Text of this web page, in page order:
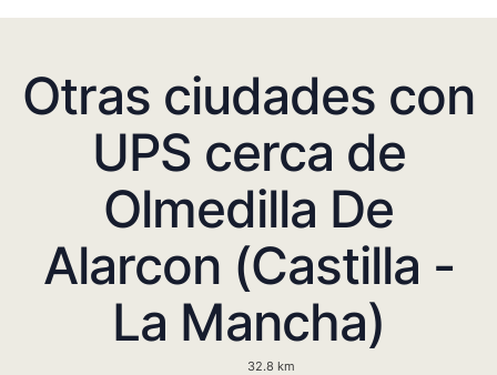
Otras ciudades con
UPS cerca de
Olmedilla De
Alarcon (Castilla -
La Mancha)
32.8 km